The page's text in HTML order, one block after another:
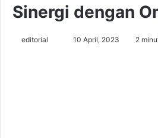
Sinergi dengan
editorial
Send10 April, 2023 2